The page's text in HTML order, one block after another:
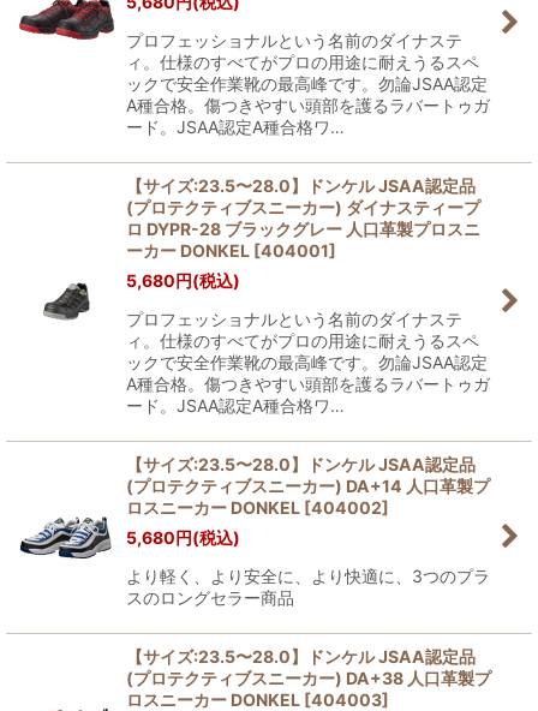
プロフェッショナルという名前のダイナステ
ィ。仕様のすべてがプロの用途に耐えうるスペ
ックで安全作業靴の最高峰です。勿論JSAA認定
A種合格。傷つきやすい頭部を護るラバートゥガ
ード。JSAA認定A種合格ワ…
【サイズ:23.5〜28.0】ドンケル JSAA認定品
(プロテクティブスニーカー) ダイナスティープ
ロ DYPR-28 ブラックグレー 人口革製プロスニ
ーカー DONKEL [404001]
5,680円(税込)
プロフェッショナルという名前のダイナステ
ィ。仕様のすべてがプロの用途に耐えうるスペ
ックで安全作業靴の最高峰です。勿論JSAA認定
A種合格。傷つきやすい頭部を護るラバートゥガ
ード。JSAA認定A種合格ワ…
【サイズ:23.5〜28.0】ドンケル JSAA認定品
(プロテクティブスニーカー) DA+14 人口革製プ
ロスニーカー DONKEL [404002]
5,680円(税込)
より軽く、より安全に、より快適に、3つのプラ
スのロングセラー商品
【サイズ:23.5〜28.0】ドンケル JSAA認定品
(プロテクティブスニーカー) DA+38 人口革製プ
ロスニーカー DONKEL [404003]